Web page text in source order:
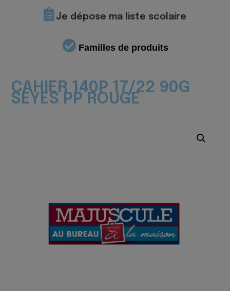
Je dépose ma liste scolaire
Familles de produits
CAHIER 140P 17/22 90G
SEYES PP ROUGE